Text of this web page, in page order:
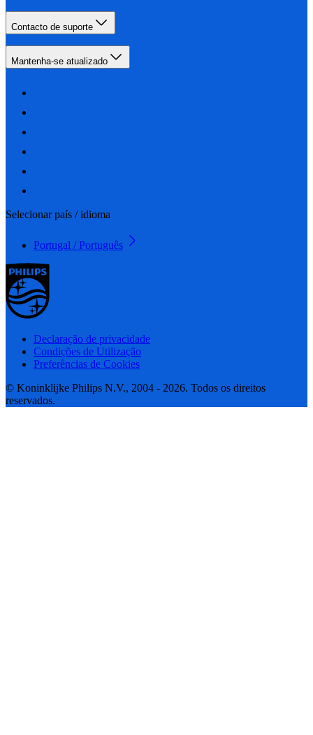
Contacto de suporte
Mantenha-se atualizado
Selecionar país / idioma
Portugal / Português
Declaração de privacidade
Condições de Utilização
Preferências de Cookies
© Koninklijke Philips N.V., 2004 - 2026. Todos os direitos
reservados.